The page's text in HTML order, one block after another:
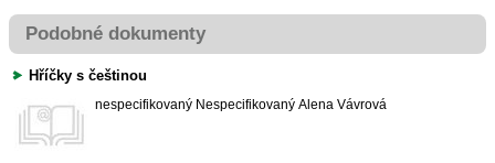
Podobné dokumenty
Hříčky s češtinou
nespecifikovaný Nespecifikovaný Alena Vávrová